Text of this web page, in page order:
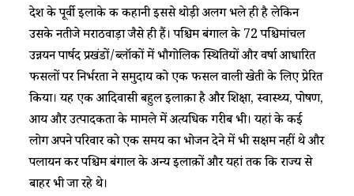
देश के पूर्वी इलाके की कहानी इससे थोड़ी अलग भले ही है लेकिन
उसके नतीजे मराठवाड़ा जैसे ही हैं। पश्चिम बंगाल के 72 पश्चिमांचल
उन्नयन पार्षद प्रखंडों/ब्लॉकों में भौगोलिक स्थितियों और वर्षा आधारित
फसलों पर निर्भरता ने समुदाय को एक फसल वाली खेती के लिए प्रेरित
किया। यह एक आदिवासी बहुल इलाक़ा है और शिक्षा, स्वास्थ्य, पोषण,
आय और उत्पादकता के मामले में अत्यधिक गरीब भी। यहां के कई
लोग अपने परिवार को एक समय का भोजन देने में भी सक्षम नहीं थे और
पलायन कर पश्चिम बंगाल के अन्य इलाक़ों और यहां तक कि राज्य से
बाहर भी जा रहे थे।